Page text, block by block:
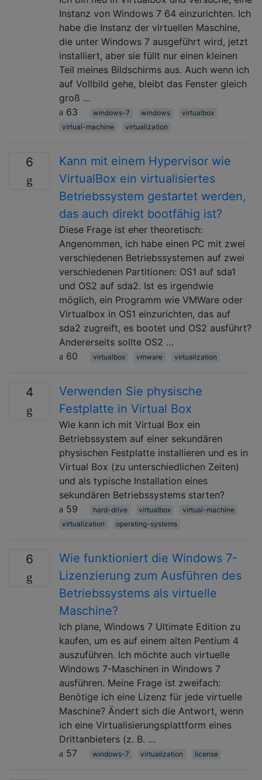
Instanz von Windows 7 64 einzurichten. Ich
habe die Instanz der virtuellen Maschine,
die unter Windows 7 ausgeführt wird, jetzt
installiert, aber sie füllt nur einen kleinen
Teil meines Bildschirms aus. Auch wenn ich
auf Vollbild gehe, bleibt das Fenster gleich
groß …
63
windows-7 windows
virtualbox
virtual-machine
virtualization
6
Kann mit einem Hypervisor wie
VirtualBox ein virtualisiertes
Betriebssystem gestartet werden,
das auch direkt bootfähig ist?
Diese Frage ist eher theoretisch:
Angenommen, ich habe einen PC mit zwei
verschiedenen Betriebssystemen auf zwei
verschiedenen Partitionen: OS1 auf sda1
und OS2 auf sda2. Ist es irgendwie
möglich, ein Programm wie VMWare oder
Virtualbox in OS1 einzurichten, das auf
sda2 zugreift, es bootet und OS2 ausführt?
Andererseits sollte OS2 …
60
virtualbox vmware virtualization
4
Verwenden Sie physische
Festplatte in Virtual Box
Wie kann ich mit Virtual Box ein
Betriebssystem auf einer sekundären
physischen Festplatte installieren und es in
Virtual Box (zu unterschiedlichen Zeiten)
und als typische Installation eines
sekundären Betriebssystems starten?
59
hard-drive virtualbox
virtual-machine
virtualization
operating-systems
6
Wie funktioniert die Windows 7-
Lizenzierung zum Ausführen des
Betriebssystems als virtuelle
Maschine?
Ich plane, Windows 7 Ultimate Edition zu
kaufen, um es auf einem alten Pentium 4
auszuführen. Ich möchte auch virtuelle
Windows 7-Maschinen in Windows 7
ausführen. Meine Frage ist zweifach:
Benötige ich eine Lizenz für jede virtuelle
Maschine? Ändert sich die Antwort, wenn
ich eine Virtualisierungsplattform eines
Drittanbieters (z. B. …
57
windows-7 virtualization license